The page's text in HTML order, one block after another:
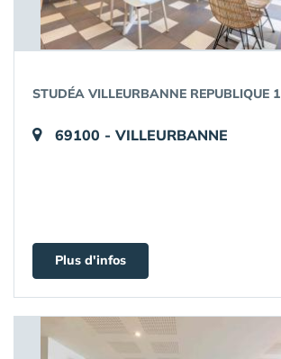
STUDÉA VILLEURBANNE REPUBLIQUE 1
69100 - VILLEURBANNE
Plus d'infos